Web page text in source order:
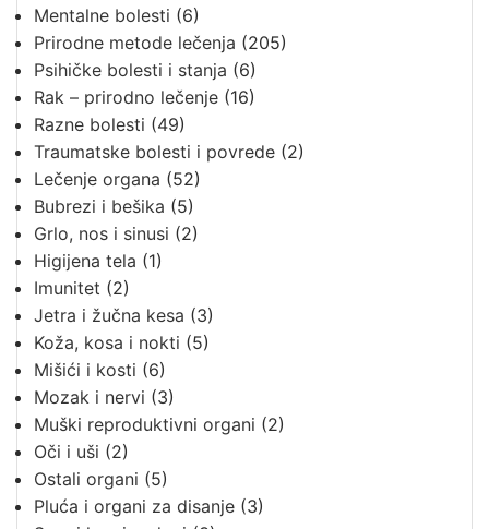
Mentalne bolesti (6)
Prirodne metode lečenja (205)
Psihičke bolesti i stanja (6)
Rak – prirodno lečenje (16)
Razne bolesti (49)
Traumatske bolesti i povrede (2)
Lečenje organa (52)
Bubrezi i bešika (5)
Grlo, nos i sinusi (2)
Higijena tela (1)
Imunitet (2)
Jetra i žučna kesa (3)
Koža, kosa i nokti (5)
Mišići i kosti (6)
Mozak i nervi (3)
Muški reproduktivni organi (2)
Oči i uši (2)
Ostali organi (5)
Pluća i organi za disanje (3)